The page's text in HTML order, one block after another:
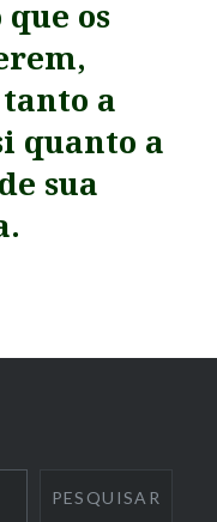
os
a
quanto a
sua
PESQUISAR